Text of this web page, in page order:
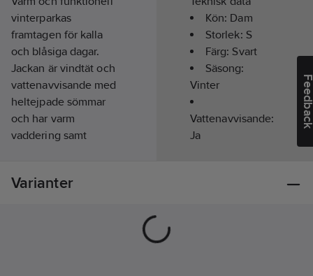
vinterparkas
framtagen för kalla
och blåsiga dagar.
Jackan är vindtät och
vattenavvisande med
heltejpade sömmar
och har varm
vaddering samt
Den har två bröstfickor
Kön: Dam
Storlek: S
Färg:Svart
Säsong:
Vinter
Vattenavvisande:
Ja
Varianter